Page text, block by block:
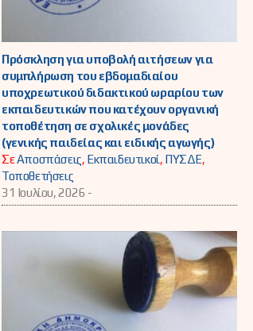
Πρόσκληση για υποβολή αιτήσεων για
συμπλήρωση του εβδομαδιαίου
υποχρεωτικού διδακτικού ωραρίου των
εκπαιδευτικών που κατέχουν οργανική
τοποθέτηση σε σχολικές μονάδες
(γενικής παιδείας και ειδικής αγωγής)
ΣεΑποσπάσεις, Εκπαιδευτικοί, ΠΥΣΔΕ,
Τοποθετήσεις
31 Ιουλίου, 2026 -